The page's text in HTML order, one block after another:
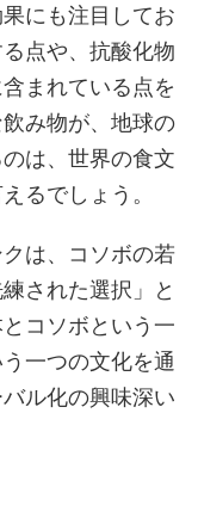
にも注目してお
点や、抗酸化物
まれている点を
み物が、地球の
は、世界の食文
るでしょう。
は、コソボの若
された選択」と
コソボという一
一つの文化を通
ル化の興味深い